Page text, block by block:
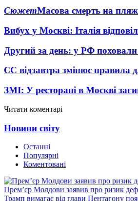
СюжетМасова смерть на
Вибух у Москві: Італія
Другий за день: у РФ
ЄС відзавтра змінює правила
ЗМІ: У ресторані в Москві
Читати коментарі
Новини світу
Останні
Популярні
Коментовані
Прем’єр Молдови заявив про ризик
Трамп вимагає від глави Пентагону